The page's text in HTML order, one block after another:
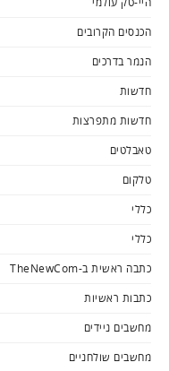
הכנסים הקרובים
הנמר בדרכים
חדשות
חדשות מתפרצות
טאבלטים
טלקום
כללי
כללי
כתבה ראשית ב-TheNewCom
כתבות ראשיות
מחשבים ניידים
מחשבים שולחניים